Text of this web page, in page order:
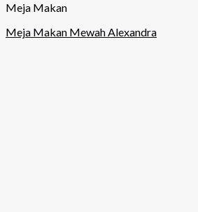
Meja Makan
Meja Makan Mewah Alexandra